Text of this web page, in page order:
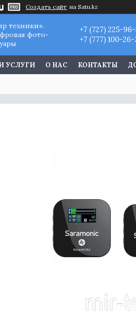
Создать сайт на Satu.kz
техники».
фото-
+7 (727) 225-
+7 (777) 100-26-
УСЛУГИ О НАС КОНТАКТЫ